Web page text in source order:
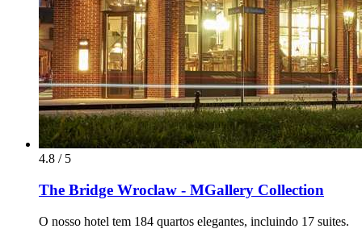
4.8 / 5
The Bridge Wroclaw - MGallery Collection
O nosso hotel tem 184 quartos elegantes, incluindo 17 suites.